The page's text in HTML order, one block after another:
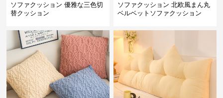
ソファクッション 優雅な三色切
替クッション
ソファクッション 北欧風まん丸
ベルベットソファクッション